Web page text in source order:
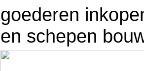
goederen
en schepen